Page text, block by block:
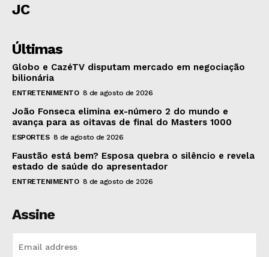
JC
Últimas
Globo e CazéTV disputam mercado em negociação
bilionária
ENTRETENIMENTO 8 de agosto de 2026
João Fonseca elimina ex-número 2 do mundo e
avança para as oitavas de final do Masters 1000
ESPORTES 8 de agosto de 2026
Faustão está bem? Esposa quebra o silêncio e revela
estado de saúde do apresentador
ENTRETENIMENTO 8 de agosto de 2026
Assine